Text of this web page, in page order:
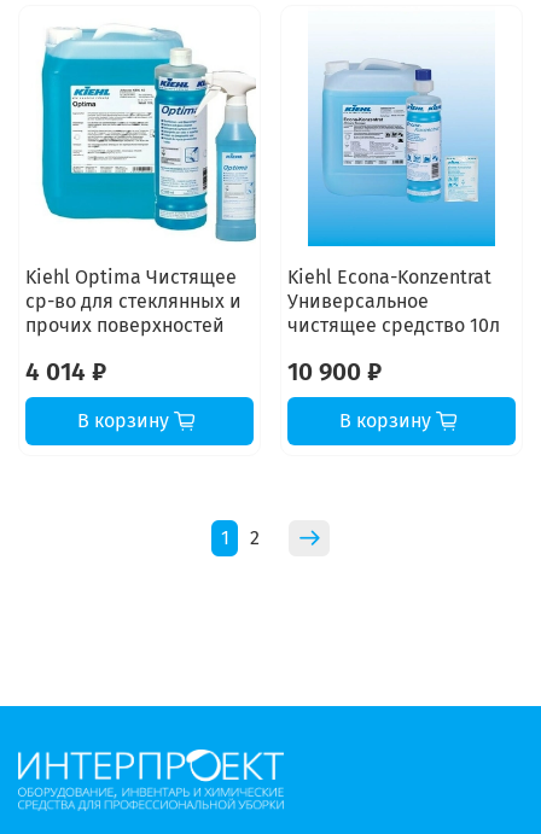
Kiehl Optima Чистящее
ср-во для стеклянных и
прочих поверхностей
4 014 ₽
В корзину
Kiehl Econa-Konzentrat
Универсальное
чистящее средство 10л
10 900 ₽
В корзину
1 2